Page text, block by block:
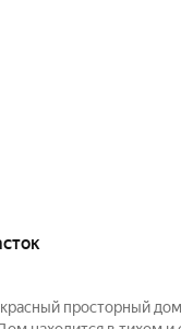
просторный